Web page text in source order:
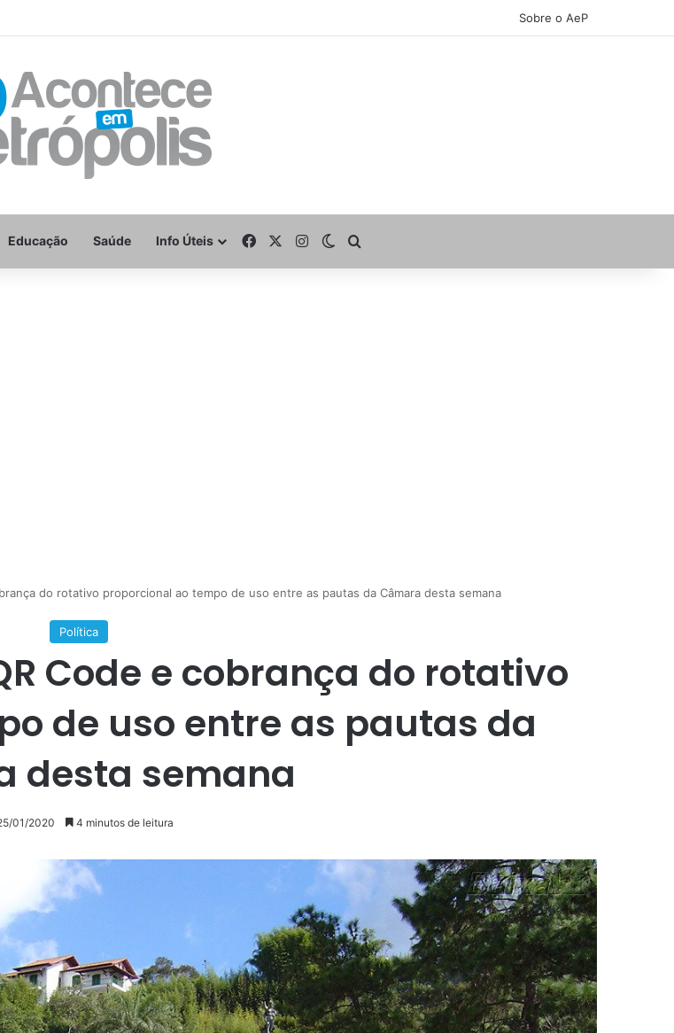
Sobre o AeP
Educação Saúde Info Úteis FacebookInstagramSwitch skin
do rotativo proporcional ao tempo de uso entre as pautas da Câmara desta semana
Política
Code e cobrança do rotativo
de uso entre as pautas da
desta semana
01/2020 4 minutos de leitura